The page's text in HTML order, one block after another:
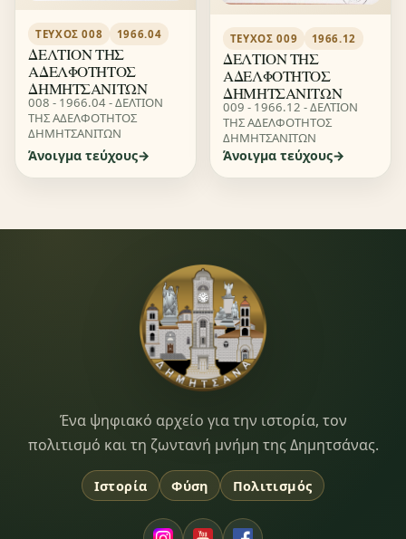
ΤΕΎΧΟΣ 008 1966.04
ΔΕΛΤΙΟΝ ΤΗΣ
ΑΔΕΛΦΟΤΗΤΟΣ
ΔΗΜΗΤΣΑΝΙΤΩΝ
008 - 1966.04 - ΔΕΛΤΙΟΝ
ΤΗΣ ΑΔΕΛΦΟΤΗΤΟΣ
ΔΗΜΗΤΣΑΝΙΤΩΝ
Άνοιγμα τεύχους
ΤΕΎΧΟΣ 009 1966.12
ΔΕΛΤΙΟΝ ΤΗΣ
ΑΔΕΛΦΟΤΗΤΟΣ
ΔΗΜΗΤΣΑΝΙΤΩΝ
009 - 1966.12 - ΔΕΛΤΙΟΝ
ΤΗΣ ΑΔΕΛΦΟΤΗΤΟΣ
ΔΗΜΗΤΣΑΝΙΤΩΝ
Άνοιγμα τεύχους
Dimitsana.gr
Ένα ψηφιακό αρχείο για την ιστορία, τον
πολιτισμό και τη ζωντανή μνήμη της Δημητσάνας.
Ιστορία Φύση Πολιτισμός